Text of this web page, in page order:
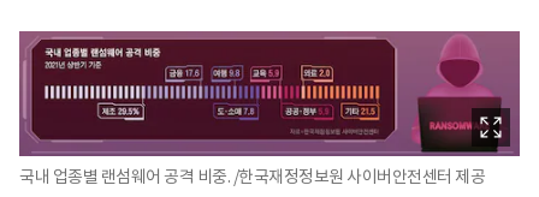
국내 업종별 랜섬웨어 공격 비중. /한국재정정보원 사이버안전센터 제공